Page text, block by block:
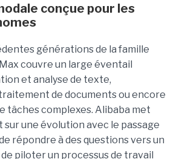
conçue pour les
générations de la famille
couvre un large éventail
et analyse de texte,
de documents ou encore
tâches complexes. Alibaba met
sur une évolution avec le passage
répondre à des questions vers un
piloter un processus de travail